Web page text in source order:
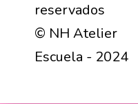
reservados
© NH Atelier
Escuela - 2024